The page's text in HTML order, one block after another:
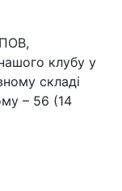
клубу у
складі
– 56 (14